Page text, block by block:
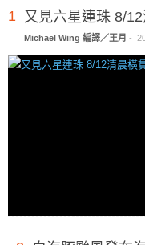
1 又見六星連珠 8/
Michael Wing 編譯／王月 -